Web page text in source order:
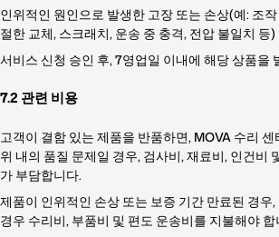
인위적인 원인으로 발생한 고장 또는 손상(예: 조
절한 교체, 스크래치, 운송 중 충격, 전압 불일치 등)
서비스 신청 승인 후, 7영업일 이내에 해당 상품을
7.2 관련 비용
고객이 결함 있는 제품을 반품하면, MOVA 수리
위 내의 품질 문제일 경우, 검사비, 재료비, 인건비
가 부담합니다.
제품이 인위적인 손상 또는 보증 기간 만료된 경우
경우 수리비, 부품비 및 편도 운송비를 지불해야 합